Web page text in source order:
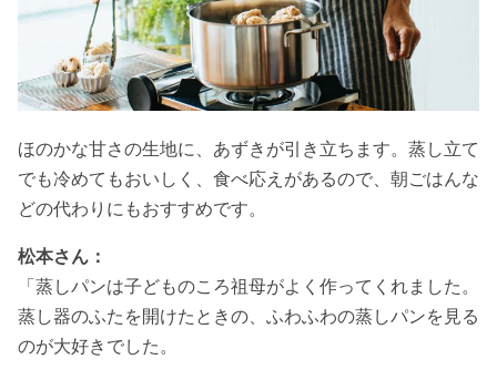
ほのかな甘さの生地に、あずきが引き立ちます。蒸し立て
でも冷めてもおいしく、食べ応えがあるので、朝ごはんな
どの代わりにもおすすめです。
松本さん：
「蒸しパンは子どものころ祖母がよく作ってくれました。
蒸し器のふたを開けたときの、ふわふわの蒸しパンを見る
のが大好きでした。